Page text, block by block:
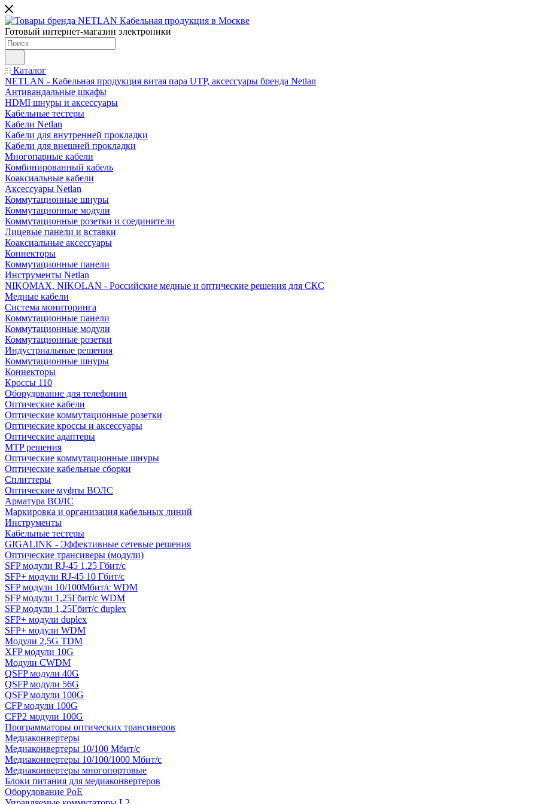
Готовый интернет-магазин электроники
Каталог
NETLAN - Кабельная продукция витая пара UTP, аксессуары бренда Netlan
Антивандальные шкафы
HDMI шнуры и аксессуары
Кабельные тестеры
Кабели Netlan
Кабели для внутренней прокладки
Кабели для внешней прокладки
Многопарные кабели
Комбинированный кабель
Коаксиальные кабели
Аксессуары Netlan
Коммутационные шнуры
Коммутационные модули
Коммутационные розетки и соединители
Лицевые панели и вставки
Коаксиальные аксессуары
Коннекторы
Коммутационные панели
Инструменты Netlan
NIKOMAX, NIKOLAN - Российские медные и оптические решения для СКС
Медные кабели
Система мониторинга
Коммутационные панели
Коммутационные модули
Коммутационные розетки
Индустриальные решения
Коммутационные шнуры
Коннекторы
Кроссы 110
Оборудование для телефонии
Оптические кабели
Оптические коммутационные розетки
Оптические кроссы и аксессуары
Оптические адаптеры
MTP решения
Оптические коммутационные шнуры
Оптические кабельные сборки
Сплиттеры
Оптические муфты ВОЛС
Арматура ВОЛС
Маркировка и организация кабельных линий
Инструменты
Кабельные тестеры
GIGALINK - Эффективные сетевые решения
Оптические трансиверы (модули)
SFP модули RJ-45 1.25 Гбит/c
SFP+ модули RJ-45 10 Гбит/c
SFP модули 10/100Мбит/с WDM
SFP модули 1,25Гбит/с WDM
SFP модули 1,25Гбит/с duplex
SFP+ модули duplex
SFP+ модули WDM
Модули 2,5G TDM
XFP модули 10G
Модули CWDM
QSFP модули 40G
QSFP модули 56G
QSFP модули 100G
CFP модули 100G
CFP2 модули 100G
Программаторы оптических трансиверов
Медиаконвертеры
Медиаконвертеры 10/100 Мбит/с
Медиаконвертеры 10/100/1000 Мбит/c
Медиаконвертеры многопортовые
Блоки питания для медиаконвертеров
Оборудование PoE